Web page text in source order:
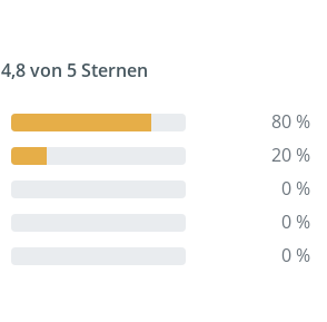
4,8 von 5 Sternen
80 %
20 %
0 %
0 %
0 %